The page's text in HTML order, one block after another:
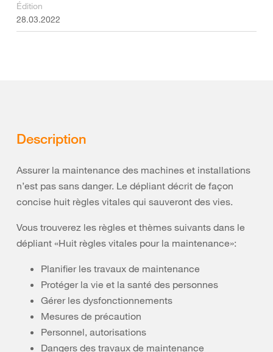
Édition
28.03.2022
Description
Assurer la maintenance des machines et installations
n’est pas sans danger. Le dépliant décrit de façon
concise huit règles vitales qui sauveront des vies.
Vous trouverez les règles et thèmes suivants dans le
dépliant «Huit règles vitales pour la maintenance»:
Planifier les travaux de maintenance
Protéger la vie et la santé des personnes
Gérer les dysfonctionnements
Mesures de précaution
Personnel, autorisations
Dangers des travaux de maintenance